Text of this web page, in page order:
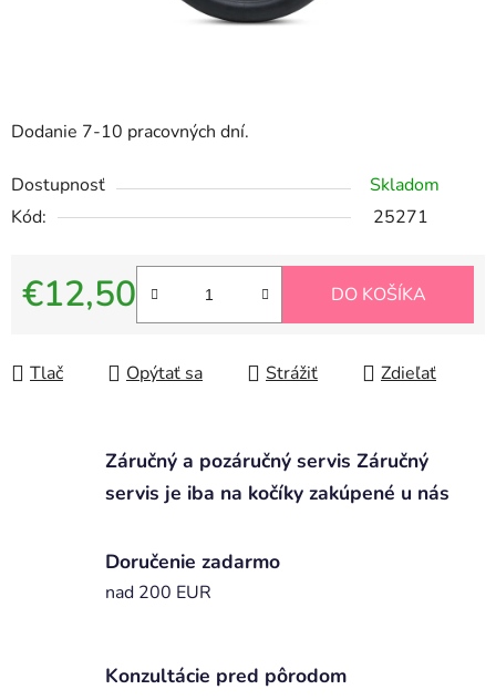
Dodanie 7-10 pracovných dní.
Dostupnosť
Skladom
Kód:
25271
€12,50
Jednotková cena:
DO KOŠÍKA
Tlač Opýtať sa Strážiť Zdieľať
Záručný a pozáručný servis Záručný
servis je iba na kočíky zakúpené u nás
Doručenie zadarmo
nad 200 EUR
Konzultácie pred pôrodom